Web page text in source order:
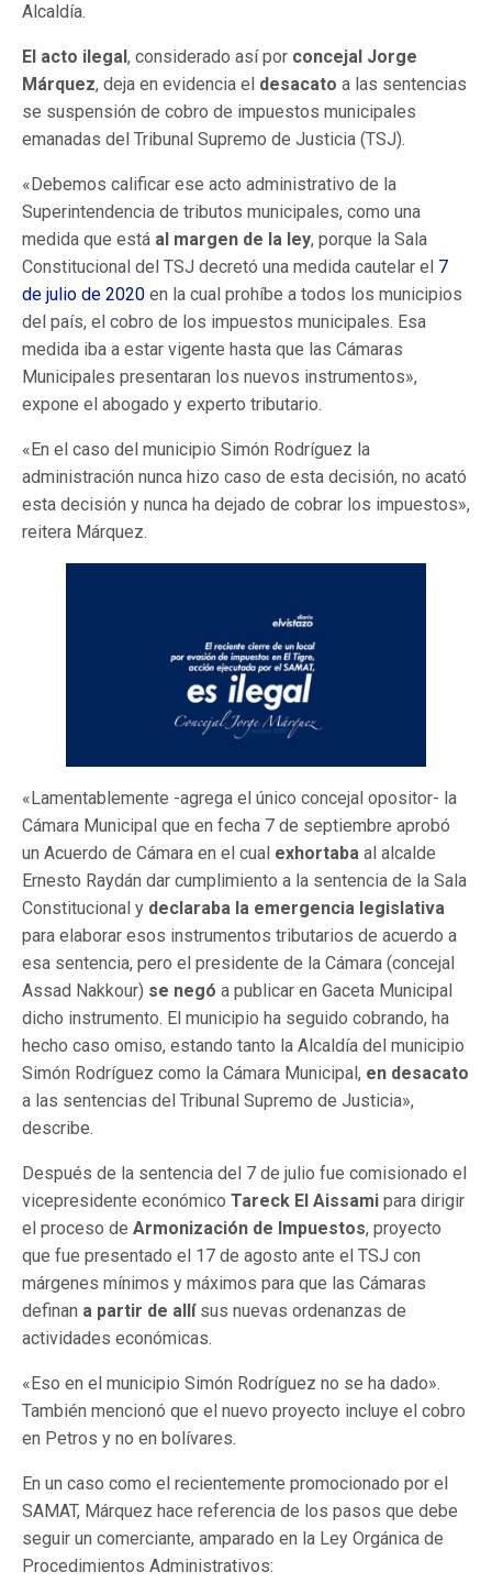
Alcaldía.
El acto ilegal , considerado así por concejal Jorge
Márquez, deja en evidencia el desacato a las sentencias
se suspensión de cobro de impuestos municipales
emanadas del Tribunal Supremo de Justicia (TSJ).
«Debemos calificar ese acto administrativo de la
Superintendencia de tributos municipales, como una
medida que está al margen de la ley, porque la Sala
Constitucional del TSJ decretó una medida cautelar el 7
de julio de 2020 en la cual prohíbe a todos los municipios
del país, el cobro de los impuestos municipales. Esa
medida iba a estar vigente hasta que las Cámaras
Municipales presentaran los nuevos instrumentos»,
expone el abogado y experto tributario.
«En el caso del municipio Simón Rodríguez la
administración nunca hizo caso de esta decisión, no acató
esta decisión y nunca ha dejado de cobrar los impuestos»,
reitera Márquez.
«Lamentablemente -agrega el único concejal opositor- la
Cámara Municipal que en fecha 7 de septiembre aprobó
un Acuerdo de Cámara en el cual exhortaba al alcalde
Ernesto Raydán dar cumplimiento a la sentencia de la Sala
Constitucional y declaraba la emergencia legislativa
para elaborar esos instrumentos tributarios de acuerdo a
esa sentencia, pero el presidente de la Cámara (concejal
Assad Nakkour) se negó a publicar en Gaceta Municipal
dicho instrumento. El municipio ha seguido cobrando, ha
hecho caso omiso, estando tanto la Alcaldía del municipio
Simón Rodríguez como la Cámara Municipal, en desacato
a las sentencias del Tribunal Supremo de Justicia»,
describe.
Después de la sentencia del 7 de julio fue comisionado el
vicepresidente económico Tareck El Aissami para dirigir
el proceso de Armonización de Impuestos, proyecto
que fue presentado el 17 de agosto ante el TSJ con
márgenes mínimos y máximos para que las Cámaras
definan a partir de allísus nuevas ordenanzas de
actividades económicas.
«Eso en el municipio Simón Rodríguez no se ha dado».
También mencionó que el nuevo proyecto incluye el cobro
en Petros y no en bolívares.
En un caso como el recientemente promocionado por el
SAMAT, Márquez hace referencia de los pasos que debe
seguir un comerciante, amparado en la Ley Orgánica de
Procedimientos Administrativos: